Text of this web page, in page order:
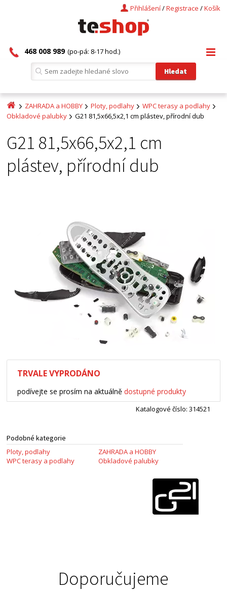
Košík
/
Registrace
/
Přihlášení
468 008 989 (po-pá: 8-17 hod.)
ZAHRADA a HOBBY Ploty, podlahy
WPC terasy a podlahy
Obkladové palubky
G21 81,5x66,5x2,1 cm plástev, přírodní dub
G21 81,5x66,5x2,1 cm
plástev, přírodní dub
TRVALE VYPRODÁNO
podívejte se prosím na aktuálnědostupné produkty
Katalogové číslo: 314521
Podobné kategorie
Ploty, podlahy
WPC terasy a podlahy
ZAHRADA a HOBBY
Obkladové palubky
Doporučujeme